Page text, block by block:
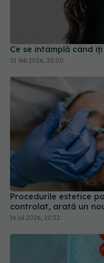
Ce se întâmplă când
Procedurile estetice
controlat, arată un
16 iul 2026, 20:52